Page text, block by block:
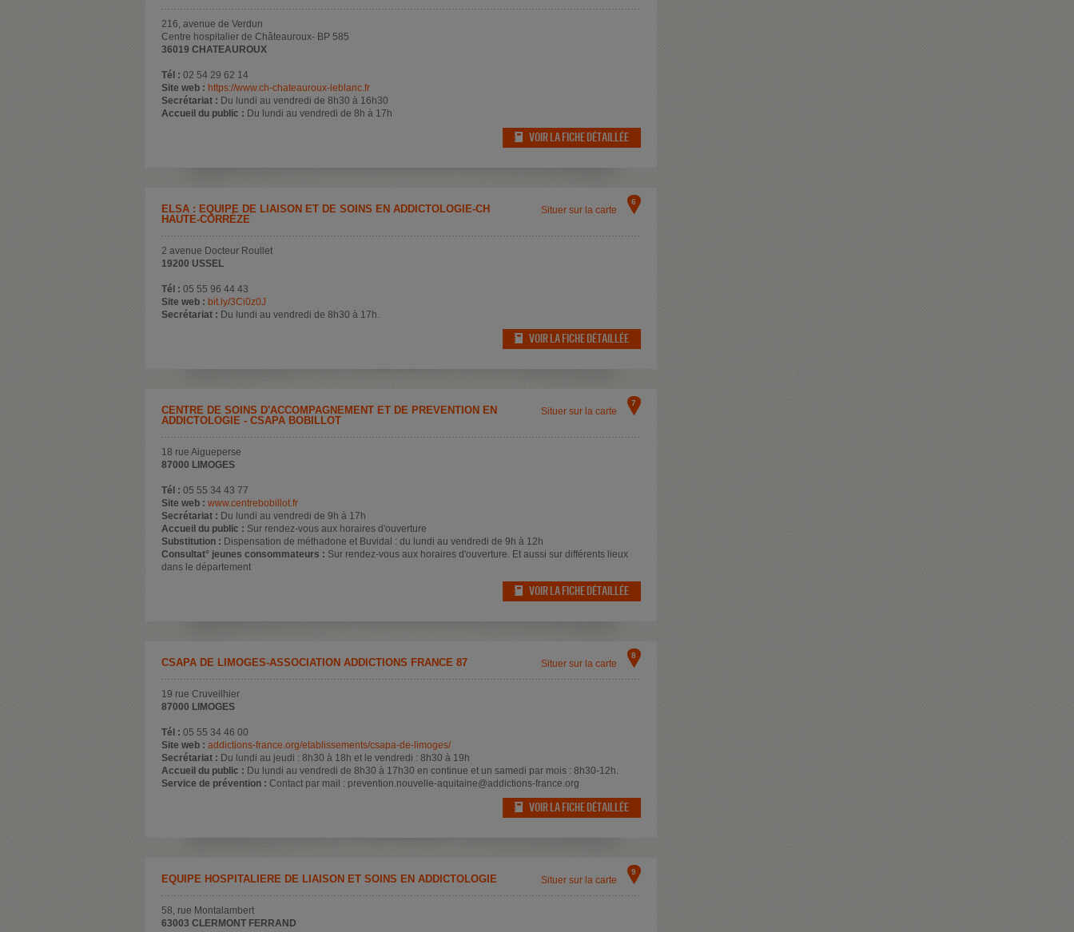
216, avenue de Verdun
Centre hospitalier de Châteauroux- BP 585
36019 CHATEAUROUX
Tél : 02 54 29 62 14
Site web : https://www.ch-chateauroux-leblanc.fr
Secrétariat : Du lundi au vendredi de 8h30 à 16h30
Accueil du public : Du lundi au vendredi de 8h à 17h
VOIR LA FICHE DÉTAILLÉE
Situer sur la carte
6
ELSA : ÉQUIPE DE LIAISON ET DE SOINS EN ADDICTOLOGIE-CH
HAUTE-CORRÈZE
2 avenue Docteur Roullet
19200 USSEL
Tél : 05 55 96 44 43
Site web : bit.ly/3Ci0z0J
Secrétariat : Du lundi au vendredi de 8h30 à 17h.
VOIR LA FICHE DÉTAILLÉE
Situer sur la carte
7
CENTRE DE SOINS D'ACCOMPAGNEMENT ET DE PRÉVENTION EN
ADDICTOLOGIE - CSAPA BOBILLOT
18 rue Aigueperse
87000 LIMOGES
Tél : 05 55 34 43 77
Site web : www.centrebobillot.fr
Secrétariat : Du lundi au vendredi de 9h à 17h
Accueil du public : Sur rendez-vous aux horaires d'ouverture
Substitution : Dispensation de méthadone et Buvidal : du lundi au vendredi de 9h à 12h
Consultat° jeunes consommateurs : Sur rendez-vous aux horaires d'ouverture. Et aussi sur différents lieux
dans le département
VOIR LA FICHE DÉTAILLÉE
Situer sur la carte
8
CSAPA DE LIMOGES-ASSOCIATION ADDICTIONS FRANCE 87
19 rue Cruveilhier
87000 LIMOGES
Tél : 05 55 34 46 00
Site web : addictions-france.org/etablissements/csapa-de-limoges/
Secrétariat : Du lundi au jeudi : 8h30 à 18h et le vendredi : 8h30 à 19h
Accueil du public : Du lundi au vendredi de 8h30 à 17h30 en continue et un samedi par mois : 8h30-12h.
Service de prévention : Contact par mail : prevention.nouvelle-aquitaine@addictions-france.org
VOIR LA FICHE DÉTAILLÉE
Situer sur la carte
9
EQUIPE HOSPITALIÈRE DE LIAISON ET SOINS EN ADDICTOLOGIE
58, rue Montalambert
63003 CLERMONT FERRAND